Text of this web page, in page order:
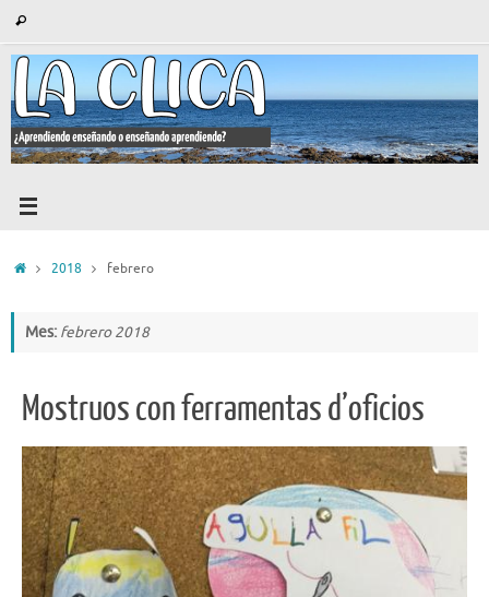
contenido
Buscar
Inicio2018 febrero
Mes: febrero 2018
Mostruos con ferramentas d’oficios